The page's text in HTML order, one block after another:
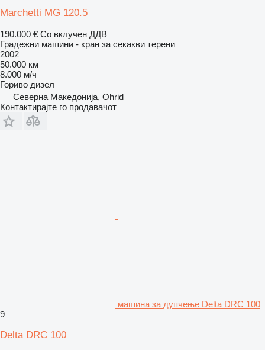
Marchetti MG 120.5
190.000 € Со вклучен ДДВ
Градежни машини - кран за секакви терени
2002
50.000 км
8.000 м/ч
Гориво дизел
Северна Македонија, Ohrid
Контактирајте го продавачот
машина за дупчење Delta DRC 100
9
Delta DRC 100